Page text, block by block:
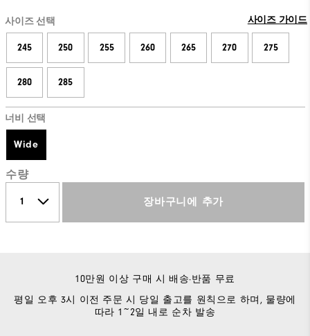
사이즈 선택 사이즈 가이드
245 250 255 260 265 270 275
280 285
너비 선택
Wide
수량
장바구니에 추가
10만원 이상 구매 시 배송·반품 무료
평일 오후 3시 이전 주문 시 당일 출고를 원칙으로 하며, 물량에
따라 1~2일 내로 순차 발송